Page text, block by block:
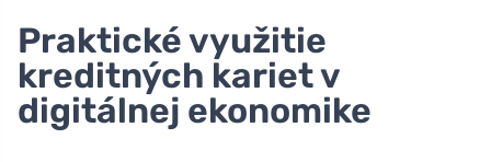
Praktické využitie
kreditných kariet v
digitálnej ekonomike